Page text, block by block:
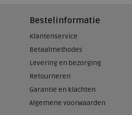
Bestelinformatie
Klantenservice
Betaalmethodes
Levering en bezorging
Retourneren
Garantie en klachten
Algemene voorwaarden